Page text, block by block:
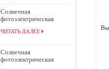
Солнечная
фотоэлектрическая
600 Вт
ЧИТАТЬ ДАЛЕЕ
Солнечная
фотоэлектрическая